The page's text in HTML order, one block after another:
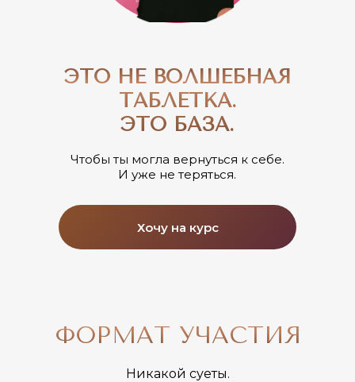
Чтобы ты могла вернуться к себе.
И уже не теряться.
ЭТО НЕ ВОЛШЕБНАЯ
ТАБЛЕТКА.
ЭТО БАЗА.
Хочу на курс
ФОРМАТ УЧАСТИЯ
Никакой суеты.